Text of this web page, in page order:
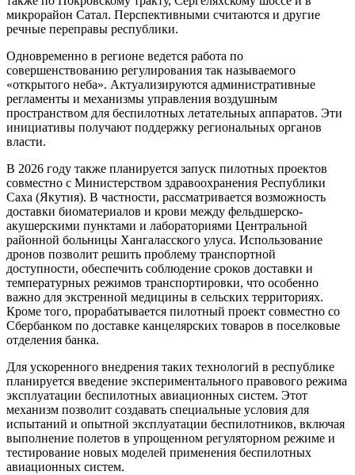
микрорайон Сатал. Перспективными считаются и другие
речные переправы республики.
Одновременно в регионе ведется работа по
совершенствованию регулирования так называемого
«открытого неба». Актуализируются административные
регламенты и механизмы управления воздушным
пространством для беспилотных летательных аппаратов. Эти
инициативы получают поддержку региональных органов
власти.
В 2026 году также планируется запуск пилотных проектов
совместно с Министерством здравоохранения Республики
Саха (Якутия). В частности, рассматривается возможность
доставки биоматериалов и крови между фельдшерско-
акушерскими пунктами и лабораториями Центральной
районной больницы Хангаласского улуса. Использование
дронов позволит решить проблему транспортной
доступности, обеспечить соблюдение сроков доставки и
температурных режимов транспортировки, что особенно
важно для экстренной медицины в сельских территориях.
Кроме того, прорабатывается пилотный проект совместно со
Сбербанком по доставке канцелярских товаров в поселковые
отделения банка.
Для ускоренного внедрения таких технологий в республике
планируется введение экспериментального правового режима
эксплуатации беспилотных авиационных систем. Этот
механизм позволит создавать специальные условия для
испытаний и опытной эксплуатации беспилотников, включая
выполнение полетов в упрощенном регуляторном режиме и
тестирование новых моделей применения беспилотных
авиационных систем.